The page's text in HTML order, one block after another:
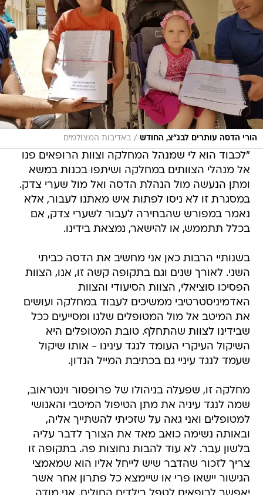
הורי הדסה עותרים לבג"צ, החודש / באדיבות המצולמים
"לכבוד הוא לי שמנהל המחלקה וצוות הרופאים פנו
אל מנהלי הצוותים במחלקה ושיתפו בכנות במשא
ומתן הנעשה מול הנהלת הדסה ואל מול שערי צדק.
במסגרת זו לא ניסו לפתות איש מאתנו לעבור, אלא
נאמר במפורש שהבחירה לעבור לשערי צדק, אם
בכלל תתממש, או להישאר, נמצאת בידינו.
בשנותיי הרבות כאן אני מחשיב את הדסה כביתי
השני. לאורך שנים וגם בתקופה קשה זו, אנו, הצוות
הפסיכו סוציאלי, הצוות הסיעודי והצוות
האדמיניסטרטיבי ממשיכים לעבוד במחלקה ועושים
את המיטב אל מול המטופלים שלנו ומסייעים ככל
שבידינו לצוות שהתחלף. טובת המטופלים היא
השיקול העיקרי העומד לנגד עינינו - אותו שיקול
שעמד לנגד עיניי גם בכתיבת המייל הנדון.
מחלקה זו, שפעלה בניהולו של פרופסור וינטראוב,
שמה לנגד עיניה את מתן הטיפול המיטבי והאנושי
למטופלים ואני גאה על שזכיתי להשתייך אליה,
ובאותה נשימה כואב מאד את הצורך לדבר עליה
בלשון עבר. לא עוד להבות נחוצות פה. בתקופה זו
צריך לזכור שהדבר שיש לייחל אליו הוא שמאמצי
הגישור יישאו פרי או שיימצא כל פתרון אחר אשר